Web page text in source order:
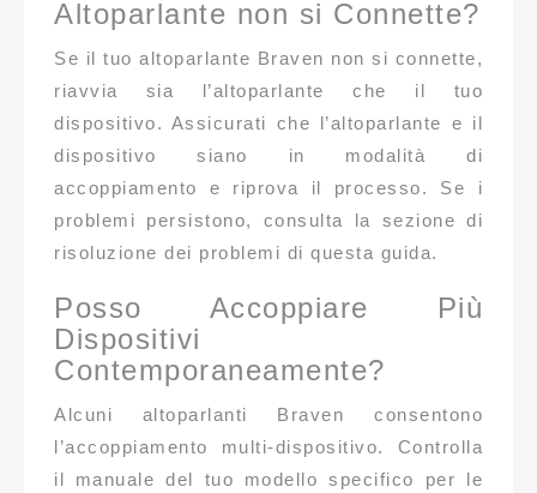
Altoparlante non si Connette?
Se il tuo altoparlante Braven non si connette,
riavvia sia l’altoparlante che il tuo
dispositivo. Assicurati che l’altoparlante e il
dispositivo siano in modalità di
accoppiamento e riprova il processo. Se i
problemi persistono, consulta la sezione di
risoluzione dei problemi di questa guida.
Posso Accoppiare Più
Dispositivi
Contemporaneamente?
Alcuni altoparlanti Braven consentono
l’accoppiamento multi-dispositivo. Controlla
il manuale del tuo modello specifico per le